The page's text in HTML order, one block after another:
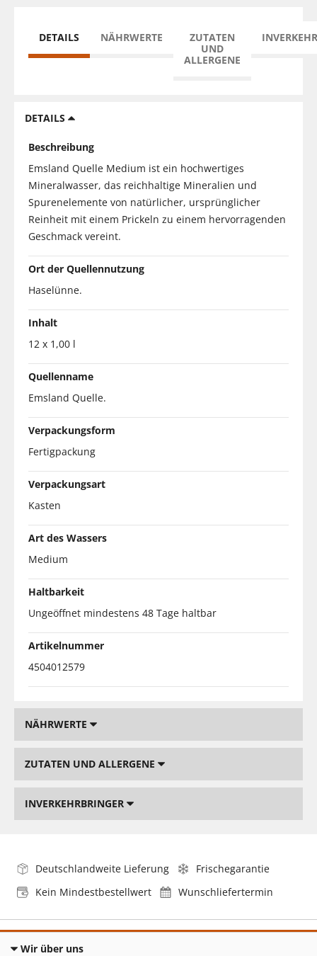
DETAILS NÄHRWERTE
ZUTATEN
UND
ALLERGENE
DETAILS
Beschreibung
Emsland Quelle Medium ist ein hochwertiges
Mineralwasser, das reichhaltige Mineralien und
Spurenelemente von natürlicher, ursprünglicher
Reinheit mit einem Prickeln zu einem hervorragenden
Geschmack vereint.
Ort der Quellennutzung
Haselünne.
Inhalt
12 x 1,00 l
Quellenname
Emsland Quelle.
Verpackungsform
Fertigpackung
Verpackungsart
Kasten
Art des Wassers
Medium
Haltbarkeit
Ungeöffnet mindestens 48 Tage haltbar
Artikelnummer
4504012579
NÄHRWERTE
ZUTATEN UND ALLERGENE
INVERKEHRBRINGER
Deutschlandweite Lieferung
Frischegarantie
Kein Mindestbestellwert
Wunschliefertermin
Wir über uns